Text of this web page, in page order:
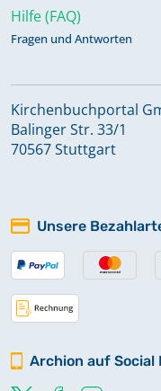
Hilfe (FAQ)
Fragen und Antworten
Kirchenbuchportal
Balinger Str. 33/1
70567 Stuttgart
Unsere
Archion auf Social